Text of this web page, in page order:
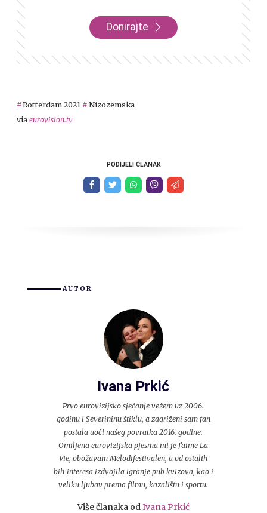
Donirajte
Rotterdam 2021
Nizozemska
via eurovision.tv
PODIJELI ČLANAK
AUTOR
Ivana Prkić
Prvo eurovizijsko sjećanje vežem uz 2006.
godinu i Severininu štiklu, a zagriženi sam fan
postala uoči našeg povratka 2016. godine.
Omiljena eurovizijska pjesma mi je J'aime La
Vie, obožavam Melodifestivalen, a od ostalih
bih interesa izdvojila igranje pub kvizova, kao i
veliku ljubav prema filmu, kazalištu i sportu.
Više članaka od Ivana Prkić